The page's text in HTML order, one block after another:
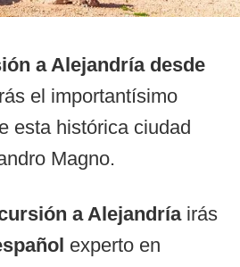
a Alejandría desde
el importantísimo
esta histórica ciudad
Magno.
a Alejandríairás
experto en